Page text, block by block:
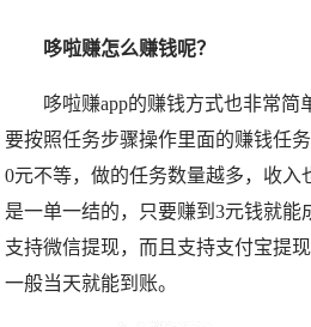
哆啦赚怎么赚钱呢？
哆啦赚app的赚钱方式也非常简
要按照任务步骤操作里面的赚钱任
0元不等，做的任务数量越多，收入
是一单一结的，只要赚到3元钱就能
支持微信提现，而且支持支付宝提
一般当天就能到账。